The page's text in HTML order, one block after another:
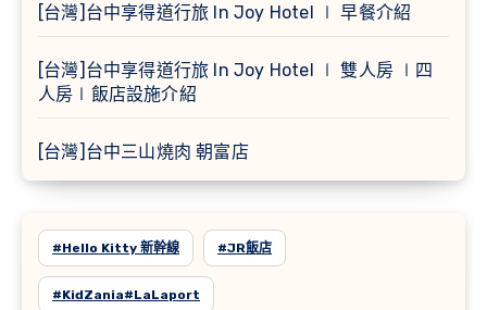
[台灣]台中享得道行旅 In Joy Hotel ∣ 早餐介紹
[台灣]台中享得道行旅 In Joy Hotel ∣ 雙人房 ∣四
人房∣飯店設施介紹
[台灣]台中三山燒肉 朝富店
#Hello Kitty 新幹線 #JR飯店
#KidZania#LaLaport